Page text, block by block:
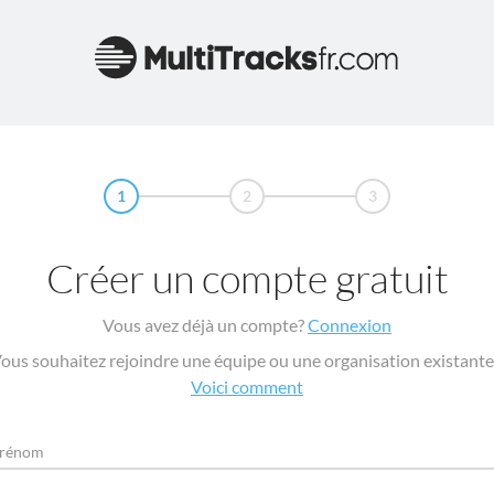
1 2 3
Créer un compte gratuit
Vous avez déjà un compte?Connexion
souhaitez rejoindre une équipe ou une organisation existante
Voici comment